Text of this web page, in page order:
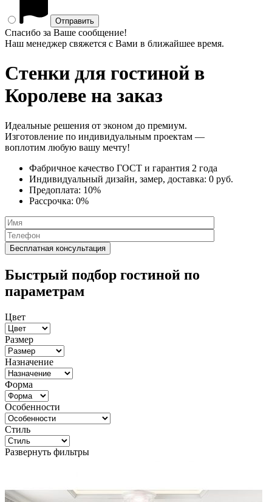
Спасибо за Ваше сообщение!
Наш менеджер свяжется с Вами в ближайшее время.
Стенки для гостиной в
Королеве на заказ
Идеальные решения от эконом до премиум.
Изготовление по индивидуальным проектам —
воплотим любую вашу мечту!
Фабричное качество ГОСТ и гарантия 2 года
Индивидуальный дизайн, замер, доставка: 0 руб.
Предоплата: 10%
Рассрочка: 0%
Быстрый подбор гостиной по
параметрам
Цвет
Размер
Назначение
Форма
Особенности
Стиль
Развернуть фильтры